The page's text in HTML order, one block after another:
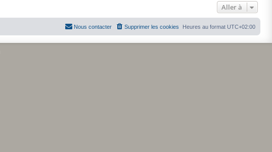
Aller à
Heures au format UTC+02:00
Supprimer les cookies
Nous contacter